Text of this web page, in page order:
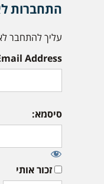
התחברות
עליך להתחבר
Address:
סיסמא:
זכור אותי